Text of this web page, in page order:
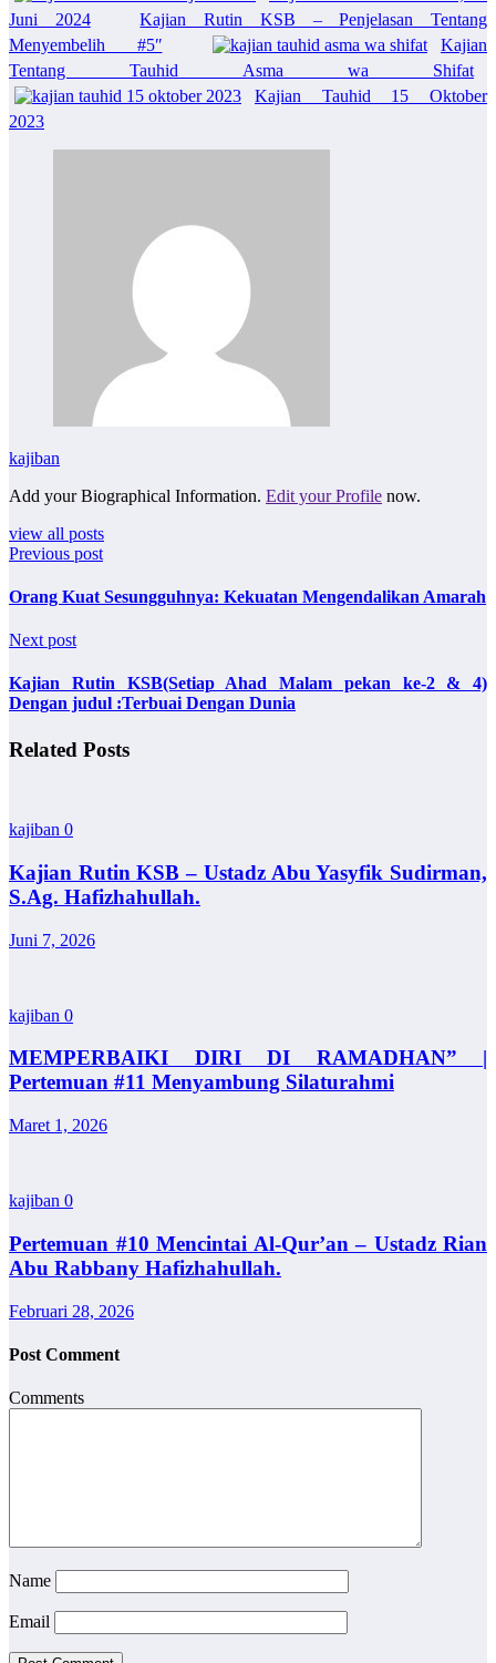
Juni 2024
Kajian Rutin KSB – Penjelasan Tentang
Menyembelih #5″
Kajian
Tentang Tauhid Asma wa Shifat
Kajian Tauhid 15 Oktober
2023
kajiban
Add your Biographical Information. Edit your Profile now.
view all posts
Previous post
Orang Kuat Sesungguhnya: Kekuatan Mengendalikan Amarah
Next post
Kajian Rutin KSB(Setiap Ahad Malam pekan ke-2 & 4)
Dengan judul :Terbuai Dengan Dunia
Related Posts
kajiban 0
Kajian Rutin KSB – Ustadz Abu Yasyfik Sudirman,
S.Ag. Hafizhahullah.
Juni 7, 2026
kajiban 0
MEMPERBAIKI DIRI DI RAMADHAN” |
Pertemuan #11 Menyambung Silaturahmi
Maret 1, 2026
kajiban 0
Pertemuan #10 Mencintai Al-Qur’an – Ustadz Rian
Abu Rabbany Hafizhahullah.
Februari 28, 2026
Post Comment
Comments
Name
Email